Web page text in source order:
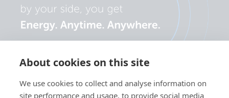
About cookies on this site
We use cookies to collect and analyse information on
site performance and usage, to provide social media